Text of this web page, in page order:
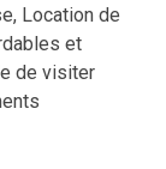
Location de
et
de visiter